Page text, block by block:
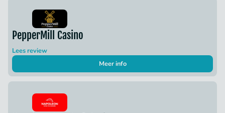
PepperMill Casino
Lees review
Meer info